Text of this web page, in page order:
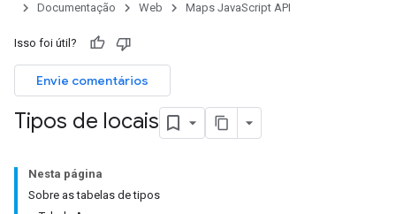
Documentação
Web Maps JavaScript API
Isso foi útil?
Envie comentários
Tipos de locais
Nesta página
Sobre as tabelas de tipos